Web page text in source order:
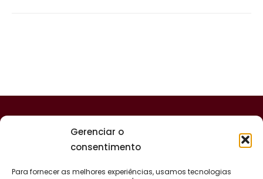
Gerenciar o
consentimento
Para fornecer as melhores experiências, usamos tecnologias